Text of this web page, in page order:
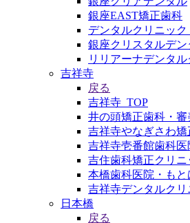
銀座EAST矯正歯科
デンタルクリニッ
銀座クリスタルデン
リリアーナデンタ
吉祥寺
戻る
吉祥寺_TOP
井の頭矯正歯科・審
吉祥寺やなぎさわ矯
吉祥寺壱番館歯科医
吉住歯科矯正クリニ
本橋歯科医院・も
吉祥寺デンタルク
日本橋
戻る